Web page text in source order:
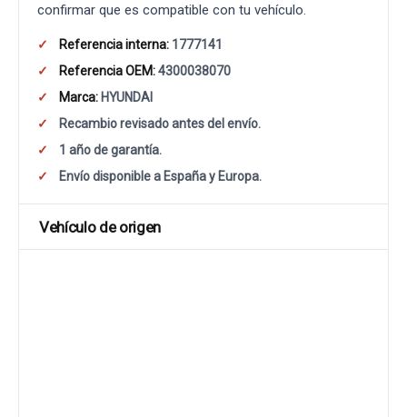
confirmar que es compatible con tu vehículo.
Referencia interna: 1777141
Referencia OEM:4300038070
Marca: HYUNDAI
Recambio revisado antes del envío.
1 año de garantía.
Envío disponible a España y Europa.
Vehículo de origen